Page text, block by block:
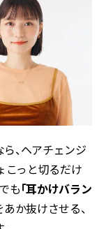
、ヘアチェンジ
こっと切るだけ
も「耳かけバラン
か抜けさせる、